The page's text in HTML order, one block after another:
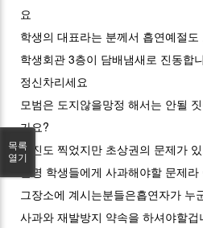
요
학생의 대표라는 분께서 흡연예절
학생회관 3층이 담배냄새로 진동합
정신차리세요
모범은 도지않을망정 해서는 안될
가요?
사진도 찍었지만 초상권의 문제가
분명 학생들에게 사과해야할 문제
그장소에 계시는분들은흡연자가 누
사과와 재발방지 약속을 하셔야할겁
목록
열기